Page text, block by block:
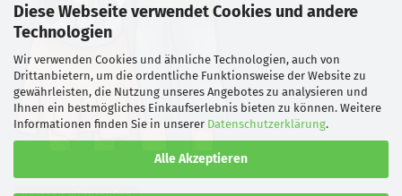
Diese Webseite verwendet Cookies und andere
Technologien
Wir verwenden Cookies und ähnliche Technologien, auch von
Drittanbietern, um die ordentliche Funktionsweise der Website zu
gewährleisten, die Nutzung unseres Angebotes zu analysieren und
Ihnen ein bestmögliches Einkaufserlebnis bieten zu können. Weitere
Informationen finden Sie in unserer Datenschutzerklärung.
Alle Akzeptieren